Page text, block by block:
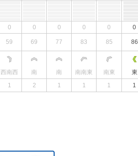
0 0 0 0 0 0
59 69 77 83 85 86
西南西 南 南 南南東 南東 東
1 2 1 1 1 1